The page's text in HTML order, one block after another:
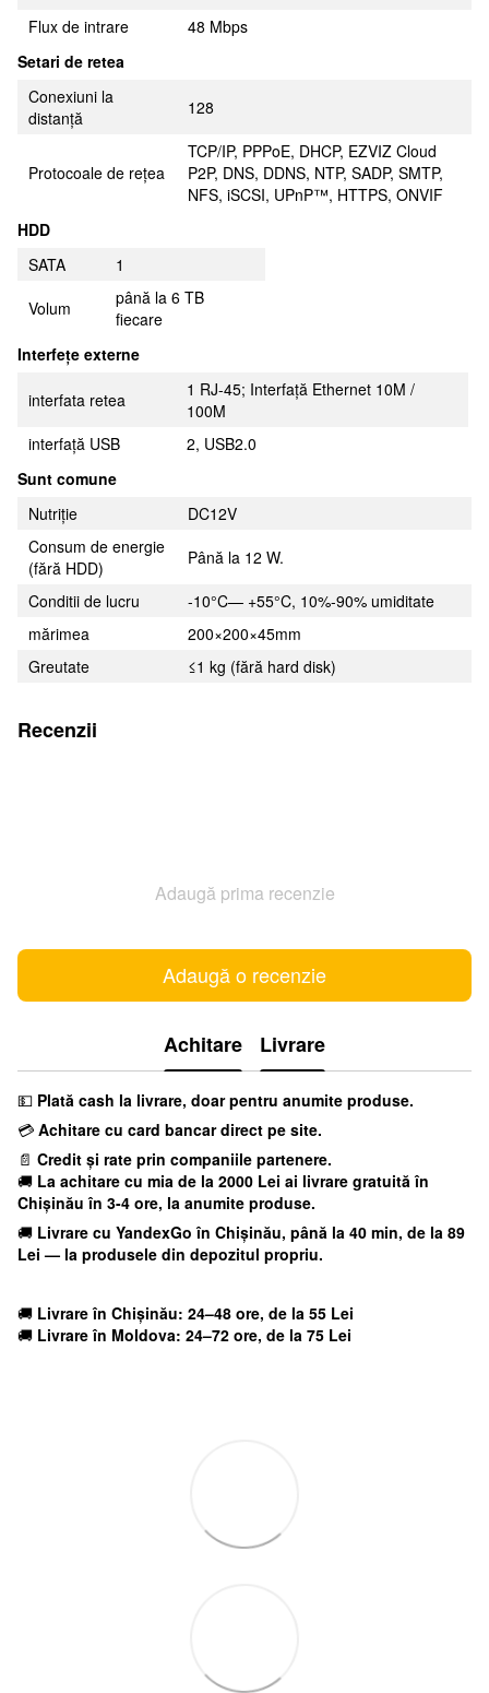
Flux de intrare
48 Mbps
Setari de retea
Conexiuni la
distanță
128
Protocoale de rețea
TCP/IP, PPPoE, DHCP, EZVIZ Cloud
P2P, DNS, DDNS, NTP, SADP, SMTP,
NFS, iSCSI, UPnP™, HTTPS, ONVIF
HDD
SATA
1
Volum
până la 6 TB
fiecare
Interfețe externe
interfata retea
1 RJ-45; Interfață Ethernet 10M /
100M
interfață USB
2, USB2.0
Sunt comune
Nutriție
DC12V
Consum de energie
(fără HDD)
Până la 12 W.
Conditii de lucru
-10°C— +55°C, 10%-90% umiditate
mărimea
200×200×45mm
Greutate
≤1 kg (fără hard disk)
Recenzii
Adaugă prima recenzie
Adaugă o recenzie
Achitare Livrare
💵 Plată cash la livrare, doar pentru anumite produse.
💳 Achitare cu card bancar direct pe site.
📄 Credit și rate prin companiile partenere.
🚚 La achitare cu mia de la 2000 Lei ai livrare gratuită în
Chișinău în 3-4 ore, la anumite produse.
🚚 Livrare cu YandexGo în Chișinău, până la 40 min, de la 89
Lei — la produsele din depozitul propriu.
🚚 Livrare în Chișinău: 24–48 ore, de la 55 Lei
🚚 Livrare în Moldova: 24–72 ore, de la 75 Lei